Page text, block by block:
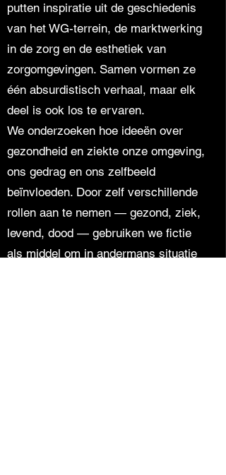
putten inspiratie uit de geschiedenis
van het WG-terrein, de marktwerking
in de zorg en de esthetiek van
zorgomgevingen. Samen vormen ze
één absurdistisch verhaal, maar elk
deel is ook los te ervaren.
We onderzoeken hoe ideeën over
gezondheid en ziekte onze omgeving,
ons gedrag en ons zelfbeeld
beïnvloeden. Door zelf verschillende
rollen aan te nemen — gezond, ziek,
levend, dood — gebruiken we fictie
als middel om in andermans situatie